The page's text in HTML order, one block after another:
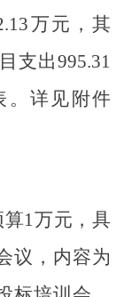
万元，其
支出995.31
。详见附件
算1万元，具
议，内容为